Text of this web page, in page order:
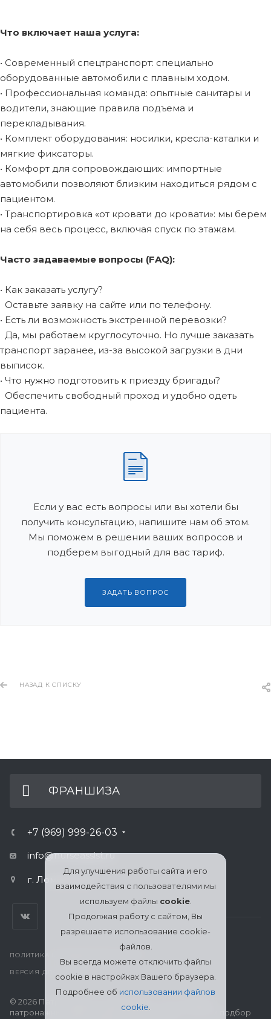
Что включает наша услуга:
• Современный спецтранспорт: специально
оборудованные автомобили с плавным ходом.
• Профессиональная команда: опытные санитары и
водители, знающие правила подъема и
перекладывания.
• Комплект оборудования: носилки, кресла-каталки и
мягкие фиксаторы.
• Комфорт для сопровождающих: импортные
автомобили позволяют близким находиться рядом с
пациентом.
• Транспортировка «от кровати до кровати»: мы берем
на себя весь процесс, включая спуск по этажам.
Часто задаваемые вопросы (FAQ):
• Как заказать услугу?
Оставьте заявку на сайте или по телефону.
• Есть ли возможность экстренной перевозки?
Да, мы работаем круглосуточно. Но лучше заказать
транспорт заранее, из-за высокой загрузки в дни
выписок.
• Что нужно подготовить к приезду бригады?
Обеспечить свободный проход и удобно одеть
пациента.
Если у вас есть вопросы или вы хотели бы
получить консультацию, напишите нам об этом.
Мы поможем в решении ваших вопросов и
подберем выгодный для вас тариф.
ЗАДАТЬ ВОПРОС
НАЗАД К СПИСКУ
ФРАНШИЗА
+7 (969) 999-26-03
info@nurseassist.ru
г. Ломоносов
ПОЛИТИКА КОНФИДЕНЦИАЛЬНОСТИ
ВЕРСИЯ ДЛЯ ПЕЧАТИ
© 2026 Патронажная служба МЦСО «Ассоциация
патронажных работников» в Ломоносове: поиск и подбор
Для улучшения работы сайта и его
взаимодействия с пользователями мы
используем файлы cookie.
Продолжая работу с сайтом, Вы
разрешаете использование cookie-
файлов.
Вы всегда можете отключить файлы
cookie в настройках Вашего браузера.
Подробнее об использовании файлов
cookie